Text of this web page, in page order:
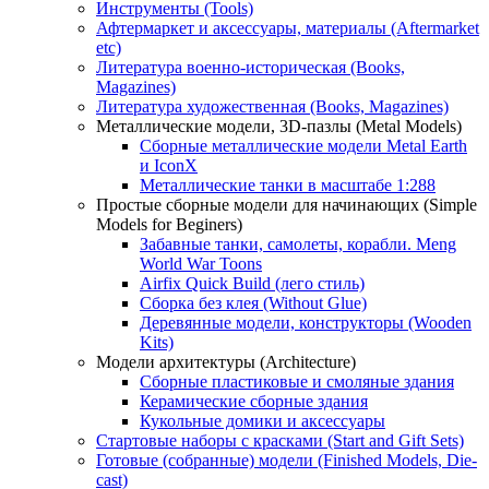
Инструменты (Tools)
Афтермаркет и аксессуары, материалы (Aftermarket
etc)
Литература военно-историческая (Books,
Magazines)
Литература художественная (Books, Magazines)
Металлические модели, 3D-пазлы (Metal Models)
Сборные металлические модели Metal Earth
и IconX
Металлические танки в масштабе 1:288
Простые сборные модели для начинающих (Simple
Models for Beginers)
Забавные танки, самолеты, корабли. Meng
World War Toons
Airfix Quick Build (лего стиль)
Сборка без клея (Without Glue)
Деревянные модели, конструкторы (Wooden
Kits)
Модели архитектуры (Architecture)
Сборные пластиковые и смоляные здания
Керамические сборные здания
Кукольные домики и аксессуары
Стартовые наборы с красками (Start and Gift Sets)
Готовые (собранные) модели (Finished Models, Die-
cast)